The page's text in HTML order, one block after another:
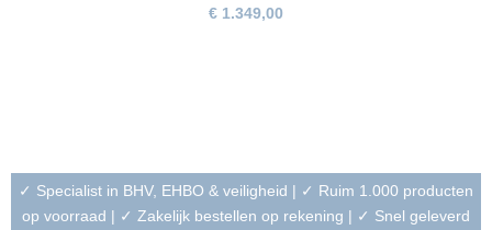
€ 1.349,00
✓ Specialist in BHV, EHBO & veiligheid | ✓ Ruim 1.000 producten
op voorraad | ✓ Zakelijk bestellen op rekening | ✓ Snel geleverd